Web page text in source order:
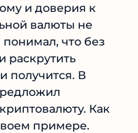
и доверия к
валюты не
что без
раскрутить
получится. В
Как
примере.